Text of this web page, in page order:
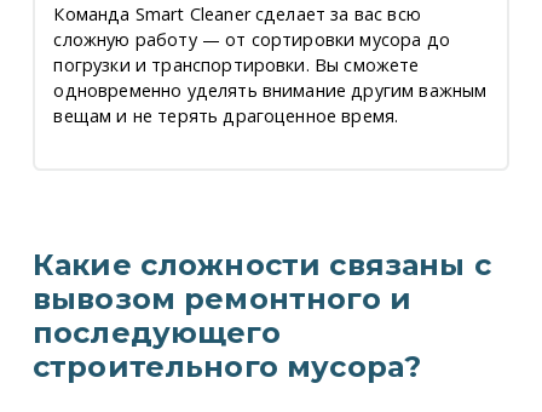
Команда Smart Cleaner сделает за вас всю
сложную работу — от сортировки мусора до
погрузки и транспортировки. Вы сможете
одновременно уделять внимание другим важным
вещам и не терять драгоценное время.
Какие сложности связаны с
вывозом ремонтного и
последующего
строительного мусора?